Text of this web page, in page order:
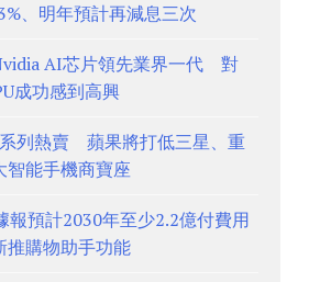
、明年預計再減息三次
AI芯片領先業界一代 對
成功感到高興
列熱賣 蘋果將打低三星、重
智能手機商寶座
報預計2030年至少2.2億付費用
購物助手功能